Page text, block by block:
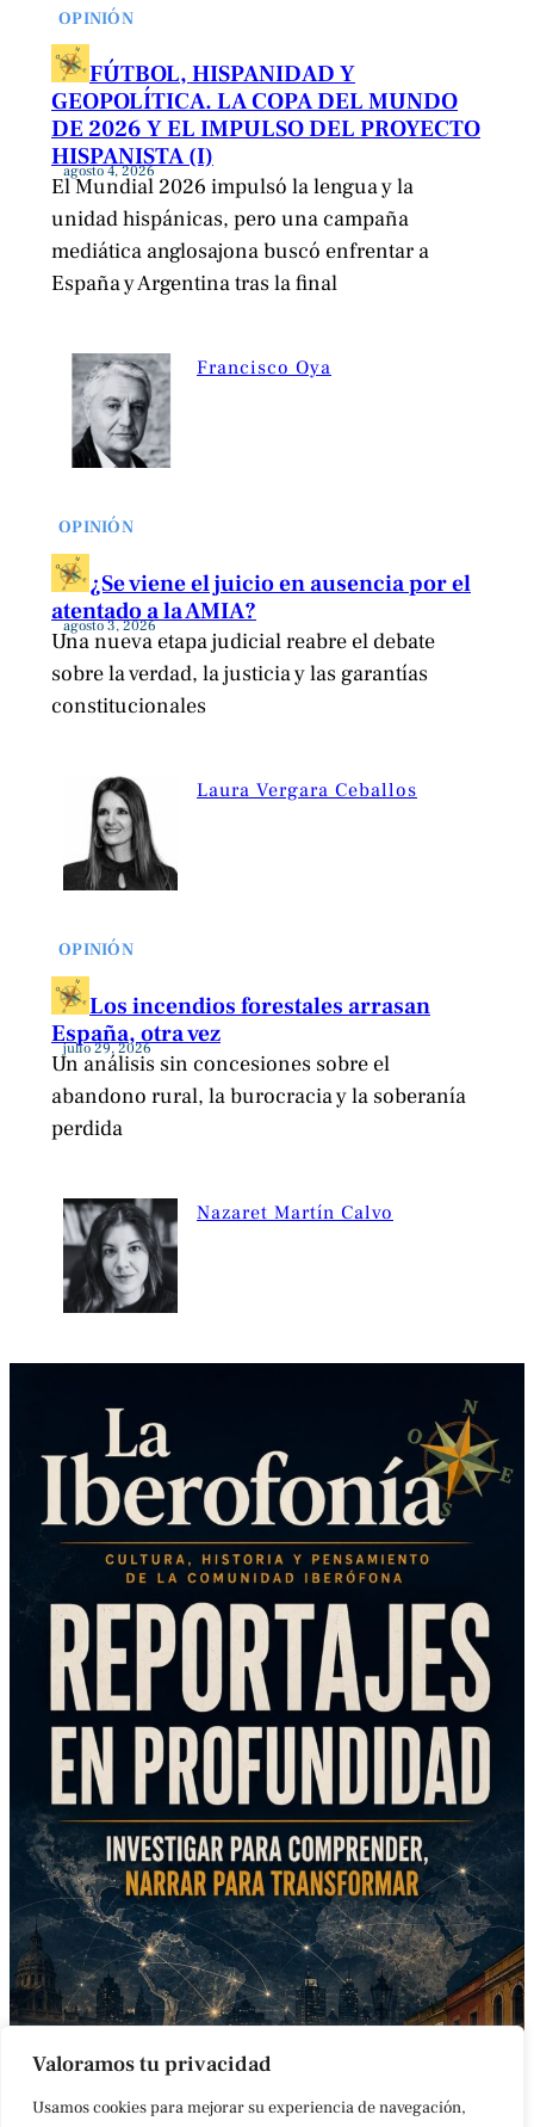
Valoramos tu privacidad
Usamos cookies para mejorar su experiencia de navegación,
OPINIÓN
FÚTBOL, HISPANIDAD Y
GEOPOLÍTICA. LA COPA DEL MUNDO
DE 2026 Y EL IMPULSO DEL PROYECTO
HISPANISTA (I)
agosto 4, 2026
El Mundial 2026 impulsó la lengua y la
unidad hispánicas, pero una campaña
mediática anglosajona buscó enfrentar a
España y Argentina tras la final
Francisco Oya
OPINIÓN
¿Se viene el juicio en ausencia por el
atentado a la AMIA?
agosto 3, 2026
Una nueva etapa judicial reabre el debate
sobre la verdad, la justicia y las garantías
constitucionales
Laura Vergara Ceballos
OPINIÓN
Los incendios forestales arrasan
España, otra vez
julio 29, 2026
Un análisis sin concesiones sobre el
abandono rural, la burocracia y la soberanía
perdida
Nazaret Martín Calvo